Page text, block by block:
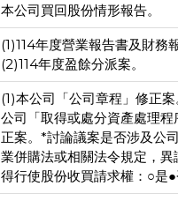
本公司買回股份情形報告。
(1)114年度營業報告書及財務
(2)114年度盈餘分派案。
(1)本公司「公司章程」修正
公司「取得或處分資產處理程
正案。*討論議案是否涉及公
業併購法或相關法令規定，異
得行使股份收買請求權：○是